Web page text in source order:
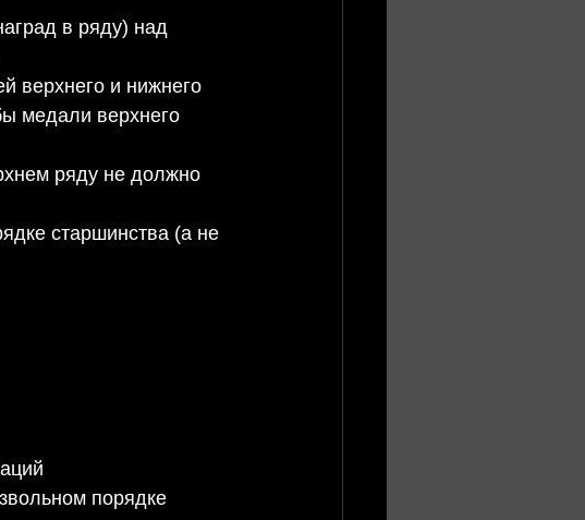
в ряду) над
верхнего и нижнего
медали верхнего
ряду не должно
старшинства (а не
порядке